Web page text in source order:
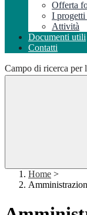
Offerta
I progetti
Attività
Documenti utili
Contatti
Campo di ricerca per
Home >